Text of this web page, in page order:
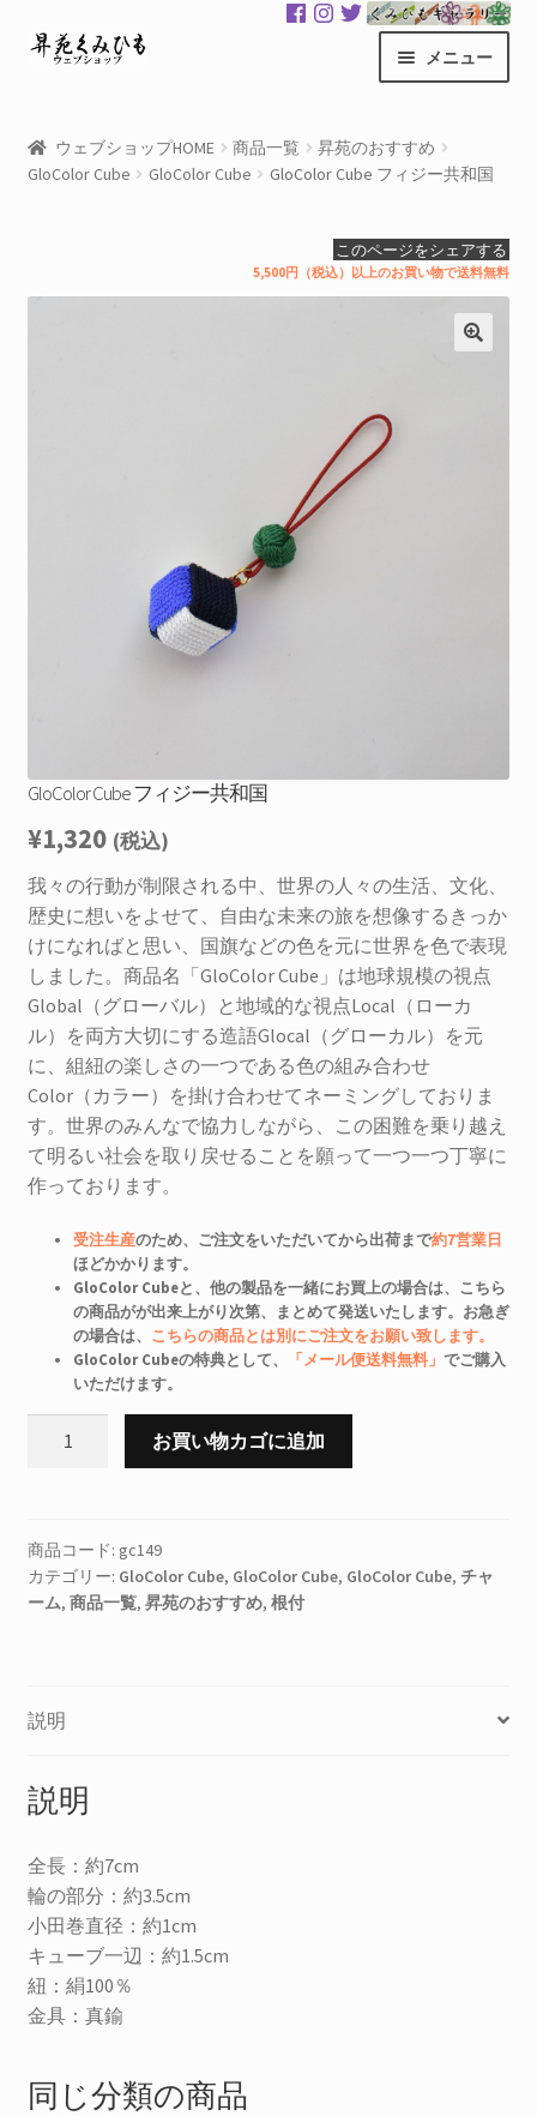
ナ
ー
シ
コ
ン
ツ
メニュー
商品一覧
マイアカウント
ウェブショップHOME 商品一覧
昇苑のおすすめ
GloColor Cube
GloColor Cube GloColor Cube フィジー共和国
このページをシェアする
5,500円（税込）以上のお買い物で送料無料
GloColor Cube フィジー共和国
¥1,320 (税込)
我々の行動が制限される中、世界の人々の生活、文化、
歴史に想いをよせて、自由な未来の旅を想像するきっか
けになればと思い、国旗などの色を元に世界を色で表現
しました。商品名「GloColor Cube」は地球規模の視点
Global（グローバル）と地域的な視点Local（ローカ
ル）を両方大切にする造語Glocal（グローカル）を元
に、組紐の楽しさの一つである色の組み合わせ
Color（カラー）を掛け合わせてネーミングしておりま
す。世界のみんなで協力しながら、この困難を乗り越え
て明るい社会を取り戻せることを願って一つ一つ丁寧に
作っております。
受注生産のため、ご注文をいただいてから出荷まで約7営業日
ほどかかります。
GloColor Cubeと、他の製品を一緒にお買上の場合は、こちら
の商品がが出来上がり次第、まとめて発送いたします。お急ぎ
の場合は、 こちらの商品とは別にご注文をお願い致します。
GloColor Cubeの特典として、
「メール便送料無料」でご購入
いただけます。
ジ
ー
共
お買い物カゴに追加
商品コード: gc149
カテゴリー: GloColor Cube, GloColor Cube, GloColor Cube, チャ
ーム, 商品一覧, 昇苑のおすすめ, 根付
説明
説明
全長：約7cm
輪の部分：約3.5cm
小田巻直径：約1cm
キューブ一辺：約1.5cm
紐：絹100％
金具：真鍮
同じ分類の商品